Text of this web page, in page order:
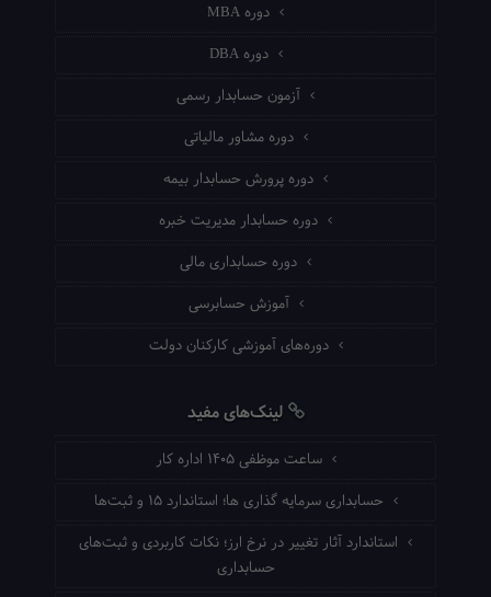
دوره MBA
دوره DBA
آزمون حسابدار رسمی
دوره مشاور مالیاتی
دوره پرورش حسابدار بیمه
دوره حسابدار مدیریت خبره
دوره حسابداری مالی
آموزش حسابرسی
دوره‌های آموزشی کارکنان دولت
لینک‌های مفید
ساعت موظفی ۱۴۰۵ اداره کار
حسابداری سرمایه گذاری ها؛ استاندارد ۱۵ و ثبت‌ها
استاندارد آثار تغییر در نرخ ارز؛ نکات کاربردی و ثبت‌های
حسابداری